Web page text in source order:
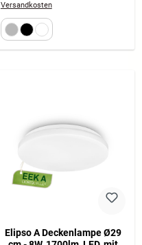
Versandkosten
Elipso A Deckenlampe Ø29